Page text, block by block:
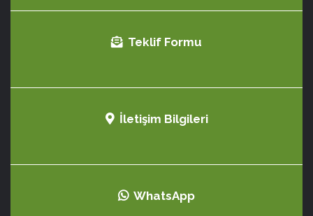
Teklif Formu
İletişim Bilgileri
WhatsApp